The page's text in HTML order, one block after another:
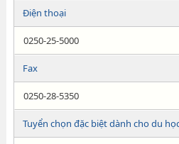
Điện thoại
0250-25-5000
Fax
0250-28-5350
Tuyển chọn đặc biệt dành cho du